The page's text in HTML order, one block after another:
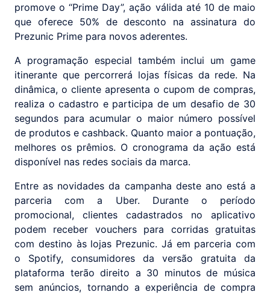
promove o “Prime Day”, ação válida até 10 de maio
que oferece 50% de desconto na assinatura do
Prezunic Prime para novos aderentes.
A programação especial também inclui um game
itinerante que percorrerá lojas físicas da rede. Na
dinâmica, o cliente apresenta o cupom de compras,
realiza o cadastro e participa de um desafio de 30
segundos para acumular o maior número possível
de produtos e cashback. Quanto maior a pontuação,
melhores os prêmios. O cronograma da ação está
disponível nas redes sociais da marca.
Entre as novidades da campanha deste ano está a
parceria com a Uber. Durante o período
promocional, clientes cadastrados no aplicativo
podem receber vouchers para corridas gratuitas
com destino às lojas Prezunic. Já em parceria com
o Spotify, consumidores da versão gratuita da
plataforma terão direito a 30 minutos de música
sem anúncios, tornando a experiência de compra